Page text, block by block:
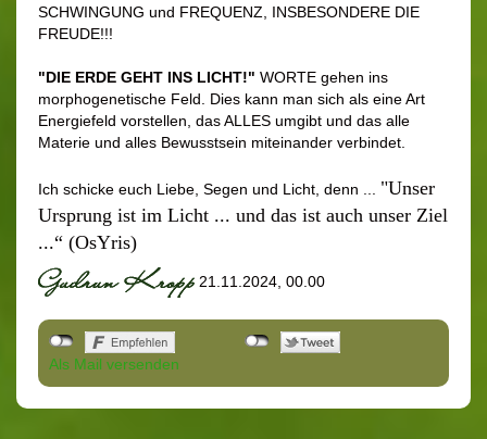
SCHWINGUNG und FREQUENZ, INSBESONDERE DIE
FREUDE!!!
"DIE ERDE GEHT INS LICHT!" WORTE gehen ins
morphogenetische Feld. Dies kann man sich als eine Art
Energiefeld vorstellen, das ALLES umgibt und das alle
Materie und alles Bewusstsein miteinander verbindet.
Ich schicke euch Liebe, Segen und Licht, denn ... "Unser
Ursprung ist im Licht ... und das ist auch unser Ziel
...“ (OsYris)
21.11.2024, 00.00
Als Mail versenden